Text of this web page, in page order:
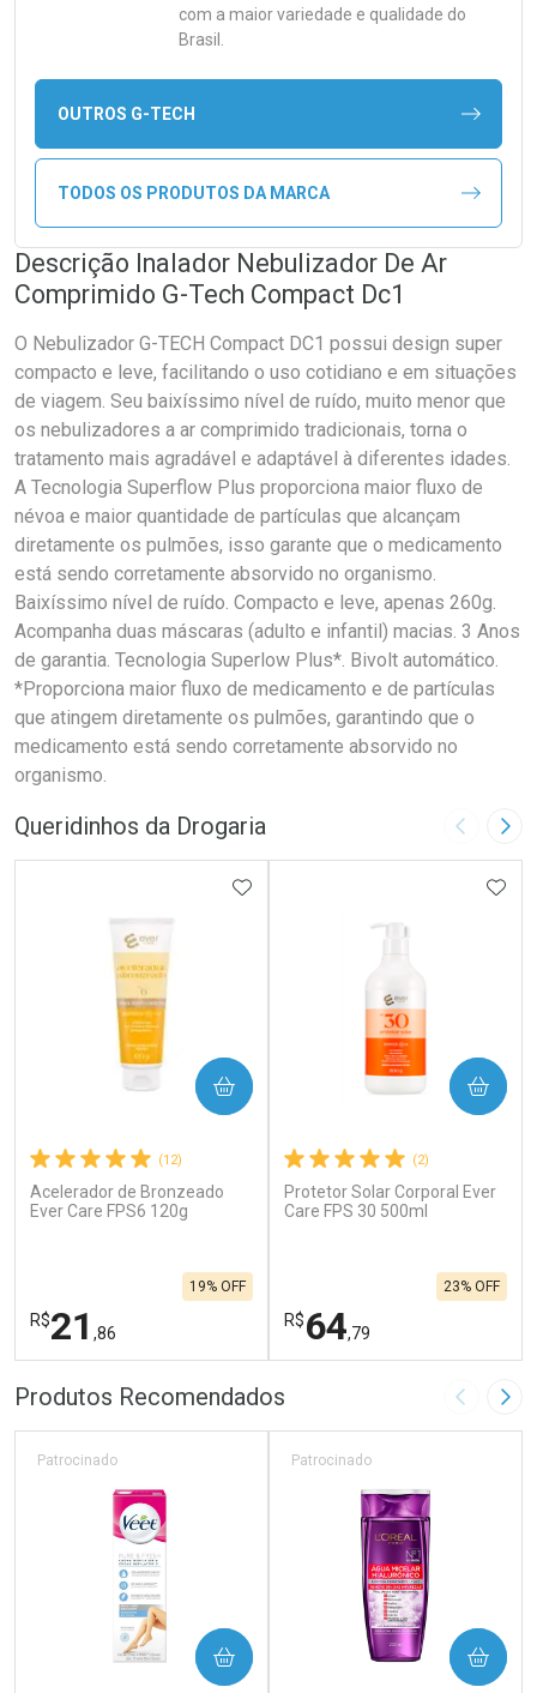
com a maior variedade e qualidade do
Brasil.
OUTROS G-TECH
TODOS OS PRODUTOS DA MARCA
Descrição Inalador Nebulizador De Ar
Comprimido G-Tech Compact Dc1
O Nebulizador G-TECH Compact DC1 possui design super
compacto e leve, facilitando o uso cotidiano e em situações
de viagem. Seu baixíssimo nível de ruído, muito menor que
os nebulizadores a ar comprimido tradicionais, torna o
tratamento mais agradável e adaptável à diferentes idades.
A Tecnologia Superflow Plus proporciona maior fluxo de
névoa e maior quantidade de partículas que alcançam
diretamente os pulmões, isso garante que o medicamento
está sendo corretamente absorvido no organismo.
Baixíssimo nível de ruído. Compacto e leve, apenas 260g.
Acompanha duas máscaras (adulto e infantil) macias. 3 Anos
de garantia. Tecnologia Superlow Plus*. Bivolt automático.
*Proporciona maior fluxo de medicamento e de partículas
que atingem diretamente os pulmões, garantindo que o
medicamento está sendo corretamente absorvido no
organismo.
Queridinhos da Drogaria Imagem
(12)
Acelerador de Bronzeado
Ever Care FPS6 120g
R$21 ,86
19% OFF
ADICIONAR AOS FAVORITOS
COMPRAR
FECHAR
Laboratório
FECHAR
Por Menos
(2)
Protetor Solar Corporal Ever
Care FPS 30 500ml
R$64,79
23% OFF
COMPRAR
Laboratório
Por Menos
Produtos Recomendados Imagem
Patrocinado
COMPRAR
Patrocinado
COMPRAR